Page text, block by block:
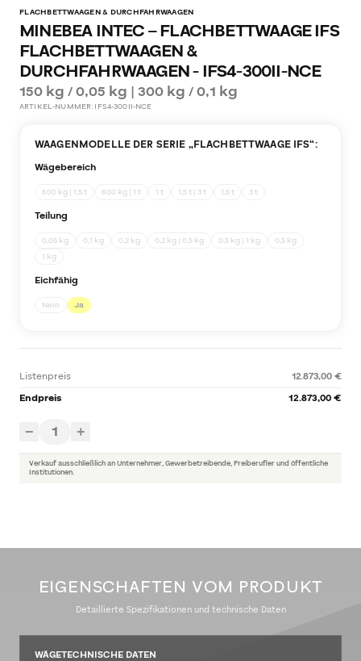
FLACHBETTWAAGEN & DURCHFAHRWAAGEN
MINEBEA INTEC – FLACHBETTWAAGE IFS
FLACHBETTWAAGEN &
DURCHFAHRWAAGEN - IFS4-300II-NCE
150 kg / 0,05 kg | 300 kg / 0,1 kg
ARTIKEL-NUMMER: IFS4-300II-NCE
WAAGENMODELLE DER SERIE „FLACHBETTWAAGE IFS“:
Wägebereich
600 kg | 1,5 t 600 kg | 1 t 1 t 1,5 t | 3 t 1,5 t 3 t
Teilung
0,05 kg 0,1 kg 0,2 kg 0,2 kg | 0,5 kg 0,5 kg | 1 kg
0,5 kg
1 kg
Eichfähig
Nein Ja
Listenpreis
12.873,00 €
Endpreis
12.873,00 €
− 1 +
Verkauf ausschließlich an Unternehmer, Gewerbetreibende, Freiberufler und öffentliche
Institutionen.
EIGENSCHAFTEN VOM PRODUKT
Detaillierte Spezifikationen und technische Daten
WÄGETECHNISCHE DATEN